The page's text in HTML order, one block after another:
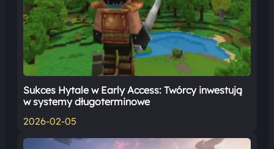
Sukces Hytale w Early Access: Twórcy inwestują
w systemy długoterminowe
2026-02-05